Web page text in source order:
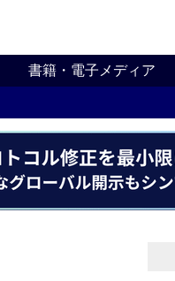
書籍・電子メディア